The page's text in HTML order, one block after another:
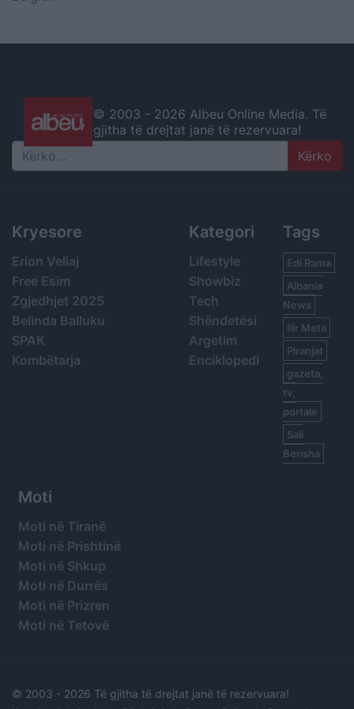
© 2003 - 2026 Albeu Online Media. Të
gjitha të drejtat janë të rezervuara!
Search
Kryesore
Erion Veliaj
Free Esim
Zgjedhjet 2025
Belinda Balluku
SPAK
Kombëtarja
Kategori
Lifestyle
Showbiz
Tech
Shëndetësi
Argetim
Enciklopedi
Tags
Edi Rama
Albania
News
Ilir Meta
Piranjat
gazeta,
tv,
portale
Sali
Berisha
Moti
Moti në Tiranë
Moti në Prishtinë
Moti në Shkup
Moti në Durrës
Moti në Prizren
Moti në Tetovë
© 2003 - 2026 Të gjitha të drejtat janë të rezervuara!